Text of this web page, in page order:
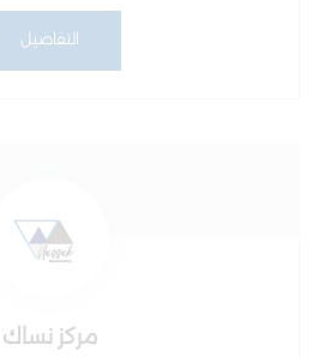
التفاصيل
مركز نساك